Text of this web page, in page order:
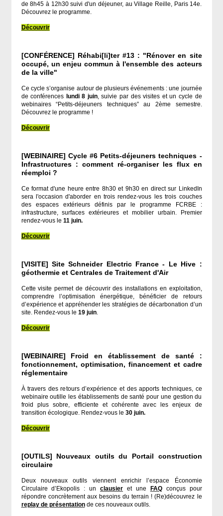
de 8h45 à 12h30 suivi d'un déjeuner, au Village Reille, Paris 14e.
Découvrez le programme.
Découvrir
[CONFÉRENCE] Réhabi[li]ter #13 : "Rénover en site
occupé, un enjeu commun à l'ensemble des acteurs
de la ville"
Ce cycle s’organise autour de plusieurs événements : une journée
de conférences lundi 8 juin, suivie par des visites et un cycle de
webinaires “Petits-déjeuners techniques” au 2ème semestre.
Découvrez le programme !
Découvrir
[WEBINAIRE] Cycle #6 Petits-déjeuners techniques -
Infrastructures : comment ré-organiser les flux en
réemploi ?
Ce format d'une heure entre 8h30 et 9h30 en direct sur LinkedIn
sera l'occasion d'aborder en trois rendez-vous les trois couches
des espaces extérieurs définis par le programme FCRBE :
infrastructure, surfaces extérieures et mobilier urbain. Premier
rendez-vous le 11 juin.
Découvrir
[VISITE] Site Schneider Electric France - Le Hive :
géothermie et Centrales de Traitement d'Air
Cette visite permet de découvrir des installations en exploitation,
comprendre l’optimisation énergétique, bénéficier de retours
d’expérience et appréhender les stratégies de décarbonation d’un
site. Rendez-vous le 19 juin.
Découvrir
[WEBINAIRE] Froid en établissement de santé :
fonctionnement, optimisation, financement et cadre
réglementaire
À travers des retours d’expérience et des apports techniques, ce
webinaire outille les établissements de santé pour une gestion du
froid plus sobre, efficiente et cohérente avec les enjeux de
transition écologique. Rendez-vous le 30 juin.
Découvrir
[OUTILS] Nouveaux outils du Portail construction
circulaire
Deux nouveaux outils viennent enrichir l’espace Économie
Circulaire d’Ekopolis : unclausier et une FAQconçus pour
répondre concrètement aux besoins du terrain ! (Re)découvrez le
replay de présentationde ces nouveaux outils.